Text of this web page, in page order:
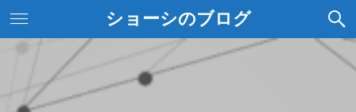
ショーシのブログ